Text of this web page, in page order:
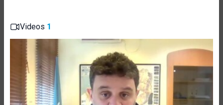
Videos 1